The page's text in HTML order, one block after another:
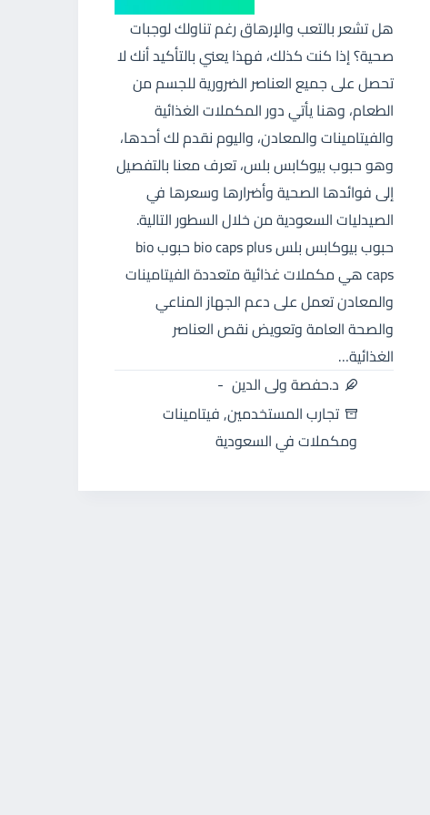
هل تشعر بالتعب والإرهاق رغم تناولك لوجبات
صحية؟ إذا كنت كذلك، فهذا يعني بالتأكيد أنك لا
تحصل على جميع العناصر الضرورية للجسم من
الطعام، وهنا يأتي دور المكملات الغذائية
والفيتامينات والمعادن، واليوم نقدم لك أحدها،
وهو حبوب بيوكابس بلس، تعرف معنا بالتفصيل
إلى فوائدها الصحية وأضرارها وسعرها في
الصيدليات السعودية من خلال السطور التالية.
حبوب بيوكابس بلس bio caps plus حبوب bio
caps هي مكملات غذائية متعددة الفيتامينات
والمعادن تعمل على دعم الجهاز المناعي
والصحة العامة وتعويض نقص العناصر
الغذائية…
د.حفصة ولى الدين
تجارب المستخدمين,فيتامينات
ومكملات في السعودية